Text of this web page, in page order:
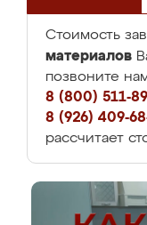
Стоимость
материалов
позвоните
8 (800) 511-
8 (926) 409-
рассчитает